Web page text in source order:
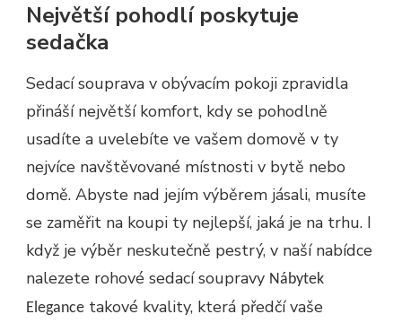
Největší pohodlí poskytuje
sedačka
Sedací souprava v obývacím pokoji zpravidla
přináší největší komfort, kdy se pohodlně
usadíte a uvelebíte ve vašem domově v ty
nejvíce navštěvované místnosti v bytě nebo
domě. Abyste nad jejím výběrem jásali, musíte
se zaměřit na koupi ty nejlepší, jaká je na trhu. I
když je výběr neskutečně pestrý, v naší nabídce
nalezete rohové sedací soupravy Nábytek
Elegance takové kvality, která předčí vaše